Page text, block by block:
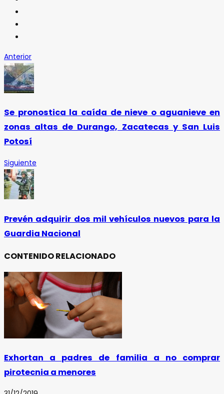
Anterior
Se pronostica la caída de nieve o aguanieve en
zonas altas de Durango, Zacatecas y San Luis
Potosí
Siguiente
Prevén adquirir dos mil vehículos nuevos para la
Guardia Nacional
CONTENIDO RELACIONADO
Exhortan a padres de familia a no comprar
pirotecnia a menores